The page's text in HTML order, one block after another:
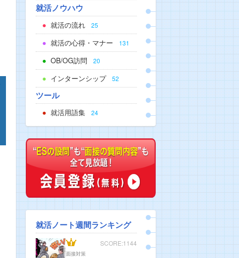
就活ノウハウ
就活の流れ 25
就活の心得・マナー 131
OB/OG訪問 20
インターンシップ 52
ツール
就活用語集 24
就活ノート週間ランキング
SCORE:1144
面接対策